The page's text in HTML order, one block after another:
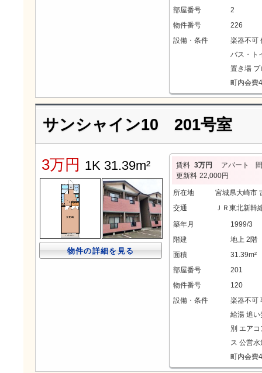
部屋番号
2
物件番号
226
設備・条件
楽器不可
バス・ト
置き場 プ
町内会費
サンシャイン10 201号室
3万円 1K 31.39m²
物件の詳細を見る
賃料 3万円 アパート
更新料 22,000円
所在地
宮城県大崎市
交通
ＪＲ東北新幹
築年月
1999/3
階建
地上 2階
面積
31.39m²
部屋番号
201
物件番号
120
設備・条件
楽器不可
給湯 追い
別 エアコ
ス 公営水
町内会費